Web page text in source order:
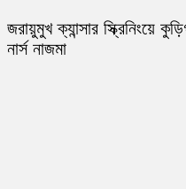
জরায়ুমুখ ক্যান্সার স্ক্রিনিংয়ে
নার্স নাজমা